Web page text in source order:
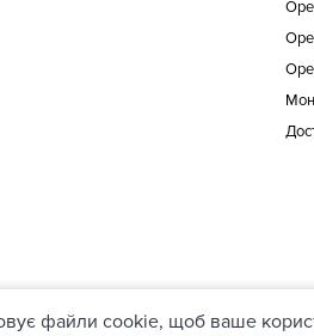
файли cookie, щоб ваше